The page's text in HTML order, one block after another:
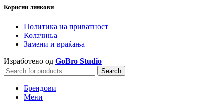
Корисни линкови
Политика на приватност
Колачиња
Замени и враќања
Изработено од GoBro Studio
Search
Брендови
Мени